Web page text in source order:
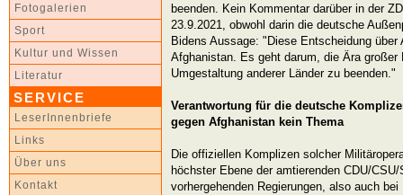
Fotogalerien
Sport
Kultur und Wissen
Literatur
SERVICE
LeserInnenbriefe
Links
Über uns
Kontakt
beenden. Kein Kommentar darüber in der
23.9.2021, obwohl darin die deutsche
Bidens Aussage: "Diese Entscheidung
Afghanistan. Es geht darum, die Ära großer
Umgestaltung anderer Länder zu beenden."
Verantwortung für die deutsche
gegen Afghanistan kein Thema
Die offiziellen Komplizen solcher
höchster Ebene der amtierenden CDU/
vorhergehenden Regierungen, also auch